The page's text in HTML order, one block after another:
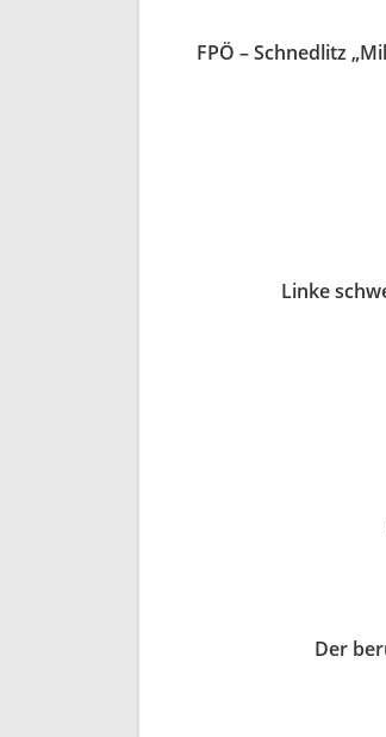
FPÖ – Schnedlitz
Linke
Der